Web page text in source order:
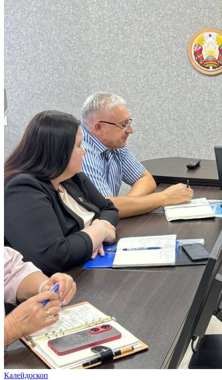
Калейдоскоп